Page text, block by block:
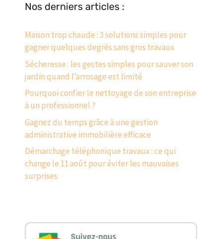
Nos derniers articles :
Maison trop chaude : 3 solutions simples pour
gagner quelques degrés sans gros travaux
Sécheresse : les gestes simples pour sauver son
jardin quand l’arrosage est limité
Pourquoi confier le nettoyage de son entreprise
à un professionnel ?
Gagnez du temps grâce à une gestion
administrative immobilière efficace
Démarchage téléphonique travaux : ce qui
change le 11 août pour éviter les mauvaises
surprises